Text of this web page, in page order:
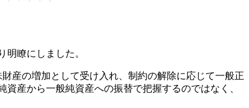
瞭にしました。
産の増加として受け入れ、制約の解除に応じて一般正
産から一般純資産への振替で把握するのではなく、